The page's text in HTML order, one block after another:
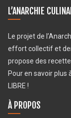
L’ANARCHIE
Le projet de
effort collectif et
propose des
Pour en savoir plus
LIBRE !
À PROPOS